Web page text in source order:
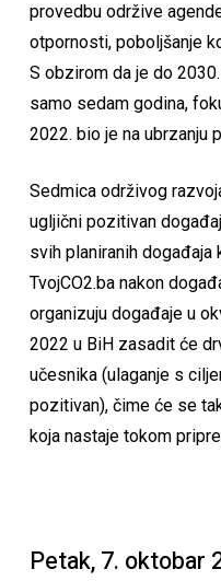
provedbu održive
otpornosti, poboljšanje
S obzirom da je do
samo sedam godina,
2022. bio je na ubrzanju
Sedmica održivog
ugljični pozitivan
svih planiranih događaja
TvojCO2.ba nakon
organizuju događaje u
2022 u BiH zasadit će
učesnika (ulaganje s
pozitivan), čime će se
koja nastaje tokom
Petak, 7. oktobar